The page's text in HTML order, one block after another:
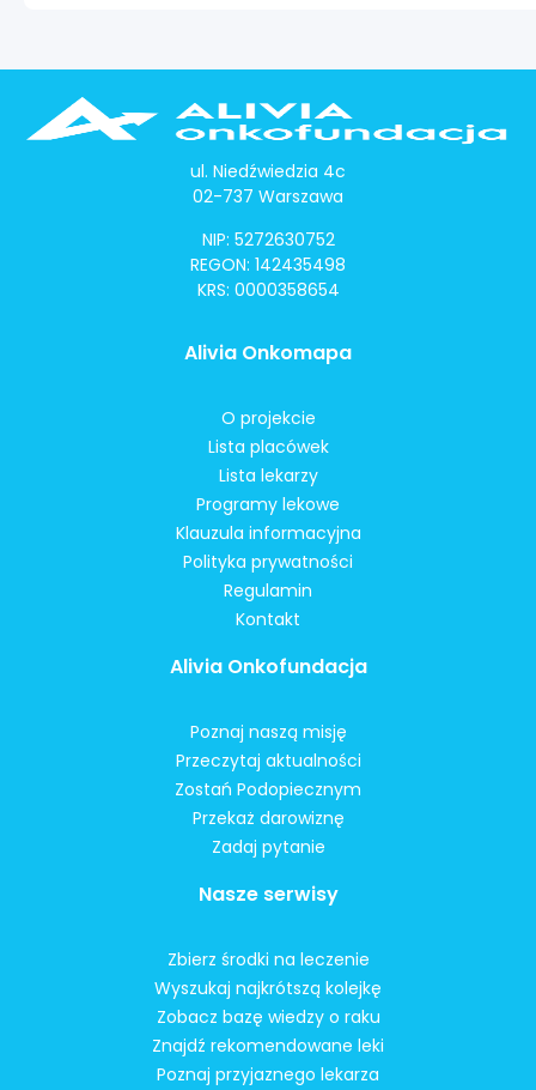
ul. Niedźwiedzia 4c
02-737 Warszawa
NIP: 5272630752
REGON: 142435498
KRS: 0000358654
Alivia Onkomapa
O projekcie
Lista placówek
Lista lekarzy
Programy lekowe
Klauzula informacyjna
Polityka prywatności
Regulamin
Kontakt
Alivia Onkofundacja
Poznaj naszą misję
Przeczytaj aktualności
Zostań Podopiecznym
Przekaż darowiznę
Zadaj pytanie
Nasze serwisy
Zbierz środki na leczenie
Wyszukaj najkrótszą kolejkę
Zobacz bazę wiedzy o raku
Znajdź rekomendowane leki
Poznaj przyjaznego lekarza